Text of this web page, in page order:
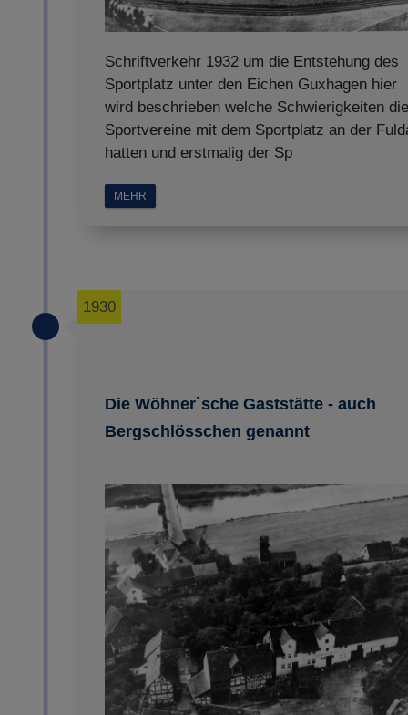
Schriftverkehr 1932 um die Entstehung des
Sportplatz unter den Eichen Guxhagen hier
wird beschrieben welche Schwierigkeiten die
Sportvereine mit dem Sportplatz an der
hatten und erstmalig der Sp
MEHR
Die Wöhner`sche Gaststätte - auch
Bergschlösschen genannt
1930